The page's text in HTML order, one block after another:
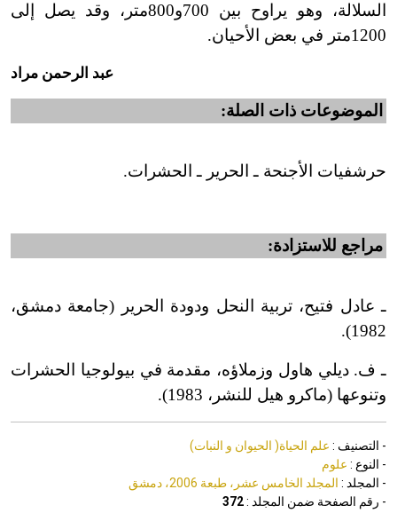
السلالة، وهو يراوح بين 700و800متر، وقد يصل إلى
1200متر في بعض الأحيان.
عبد الرحمن مراد
الموضوعات ذات الصلة:
حرشفيات الأجنحة ـ الحرير ـ الحشرات.
مراجع للاستزادة:
ـ عادل فتيح، تربية النحل ودودة الحرير (جامعة دمشق،
1982).
ـ ف. ديلي هاول وزملاؤه، مقدمة في بيولوجيا الحشرات
وتنوعها (ماكرو هيل للنشر، 1983).
- التصنيف : علم الحياة( الحيوان و النبات)
- النوع : علوم
- المجلد : المجلد الخامس عشر، طبعة 2006، دمشق
- رقم الصفحة ضمن المجلد :372